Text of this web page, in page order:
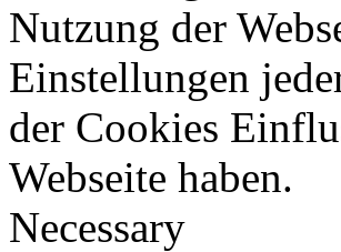
Nutzung der
Einstellungen
der Cookies
Webseite haben.
Necessary